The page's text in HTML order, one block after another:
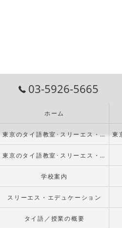
03-5926-5665
ホーム
東京のタイ語教室･スリーエス・エデュケーションの口コミ情報
東京のタイ語教室･スリーエス・エデュケーションのお客様の声
学校案内
スリーエス・エデュケーション
タイ語／授業の概要